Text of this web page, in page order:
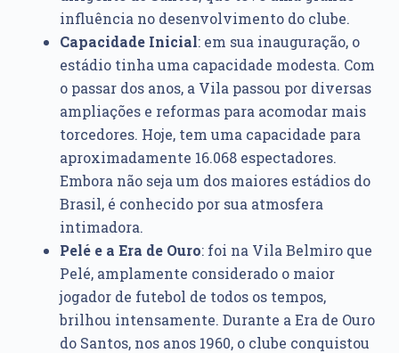
influência no desenvolvimento do clube.
Capacidade Inicial: em sua inauguração, o
estádio tinha uma capacidade modesta. Com
o passar dos anos, a Vila passou por diversas
ampliações e reformas para acomodar mais
torcedores. Hoje, tem uma capacidade para
aproximadamente 16.068 espectadores.
Embora não seja um dos maiores estádios do
Brasil, é conhecido por sua atmosfera
intimadora.
Pelé e a Era de Ouro: foi na Vila Belmiro que
Pelé, amplamente considerado o maior
jogador de futebol de todos os tempos,
brilhou intensamente. Durante a Era de Ouro
do Santos, nos anos 1960, o clube conquistou